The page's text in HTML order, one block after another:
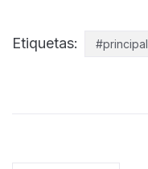
Etiquetas: #principal